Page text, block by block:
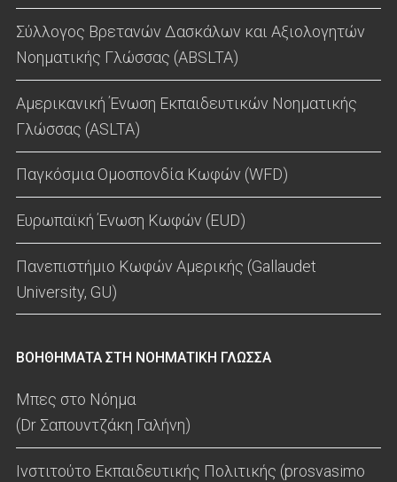
Σύλλογος Βρετανών Δασκάλων και Αξιολογητών
Νοηματικής Γλώσσας (ABSLTA)
Αμερικανική Ένωση Εκπαιδευτικών Νοηματικής
Γλώσσας (ASLTA)
Παγκόσμια Ομοσπονδία Κωφών (WFD)
Ευρωπαϊκή Ένωση Κωφών (EUD)
Πανεπιστήμιο Κωφών Αμερικής (Gallaudet
University, GU)
ΒΟΗΘΗΜΑΤΑ ΣΤΗ ΝΟΗΜΑΤΙΚΗ ΓΛΩΣΣΑ
Μπες στο Νόημα
(Dr Σαπουντζάκη Γαλήνη)
Ινστιτούτο Εκπαιδευτικής Πολιτικής (prosvasimo